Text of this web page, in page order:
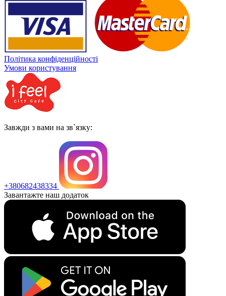
Політика конфіденційності
Умови користування
Завжди з вами на зв`язку:
+380682438334
Завантажте наш додаток